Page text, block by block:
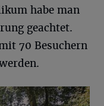
habe man
geachtet.
70 Besuchern